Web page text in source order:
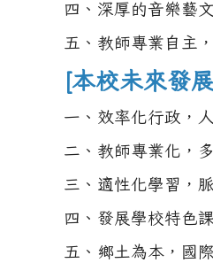
四、深厚的音樂藝
五、教師專業自主
[本校未來發
一、效率化行政，
二、教師專業化，
三、適性化學習，
四、發展學校特色
五、鄉土為本，國